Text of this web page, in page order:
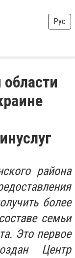
Рус
района
более
семьи
Это первое
Центр